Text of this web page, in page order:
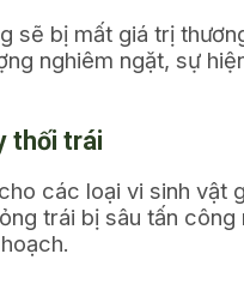
bị mất giá trị
nghiêm ngặt, sự
thối trái
các loại vi sinh vật
trái bị sâu tấn